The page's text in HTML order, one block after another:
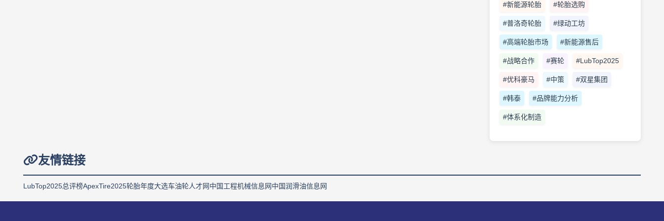
#新能源轮胎 #轮胎选购
#普洛奇轮胎 #绿动工坊
#高端轮胎市场 #新能源售后
#战略合作 #赛轮 #LubTop2025
#优科豪马 #中策 #双星集团
#韩泰 #品牌能力分析
#体系化制造
友情链接
LubTop2025总评榜ApexTire2025轮胎年度大选车油轮人才网中国工程机械信息网中国润滑油信息网